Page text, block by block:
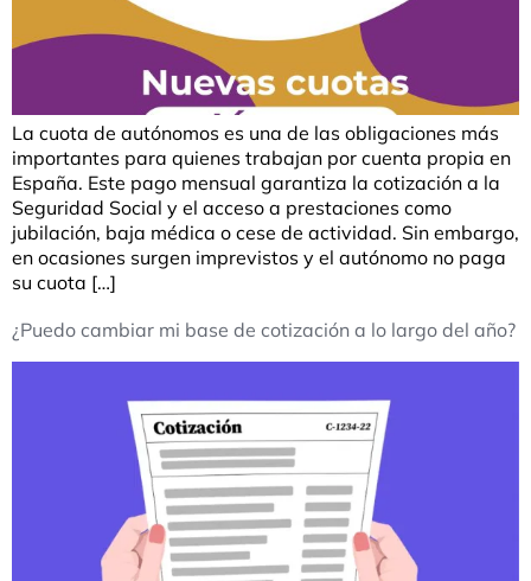
La cuota de autónomos es una de las obligaciones más
importantes para quienes trabajan por cuenta propia en
España. Este pago mensual garantiza la cotización a la
Seguridad Social y el acceso a prestaciones como
jubilación, baja médica o cese de actividad. Sin embargo,
en ocasiones surgen imprevistos y el autónomo no paga
su cuota […]
¿Puedo cambiar mi base de cotización a lo largo del año?